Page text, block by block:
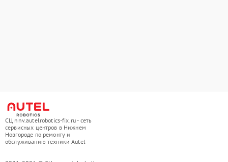
СЦ nnv.autelrobotics-fix.ru - сеть
сервисных центров в Нижнем
Новгороде по ремонту и
обслуживанию техники Autel